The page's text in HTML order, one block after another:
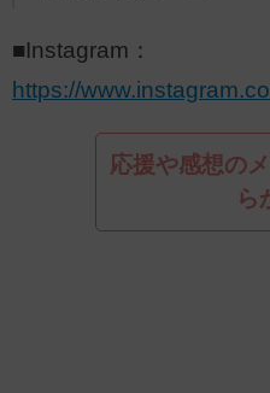
■Instagram：
https://
応援や感想の
ら